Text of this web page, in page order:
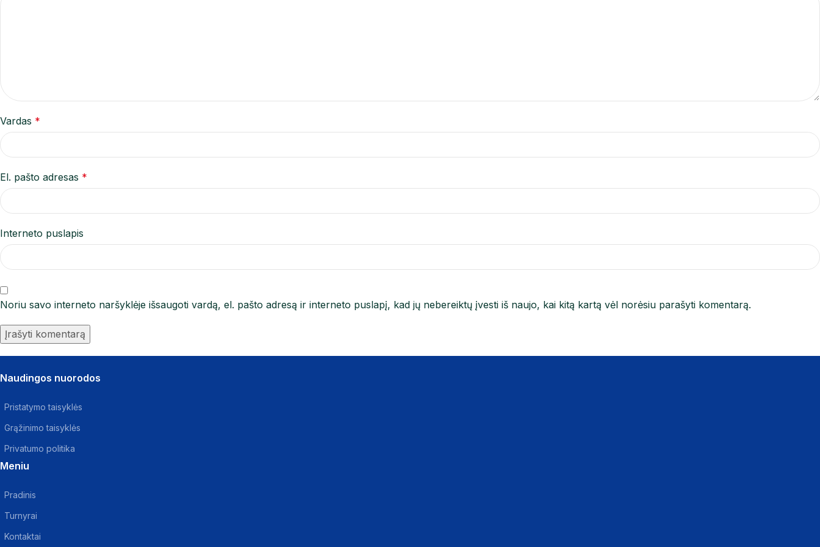
Vardas *
El. pašto adresas *
Interneto puslapis
Noriu savo interneto naršyklėje išsaugoti vardą, el. pašto adresą ir interneto puslapį, kad jų nebereiktų įvesti iš naujo, kai kitą kartą vėl norėsiu parašyti komentarą.
Naudingos nuorodos
Pristatymo taisyklės
Grąžinimo taisyklės
Privatumo politika
Meniu
Pradinis
Turnyrai
Kontaktai